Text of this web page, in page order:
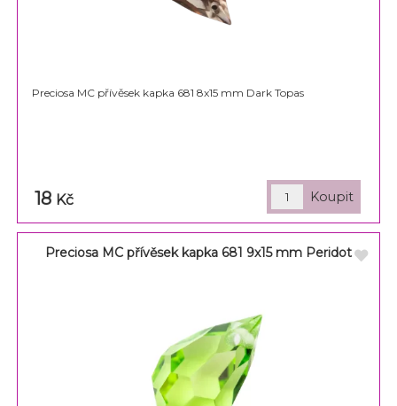
Preciosa MC přívěsek kapka 681 8x15 mm Dark Topas
18 Kč
Preciosa MC přívěsek kapka 681 9x15 mm Peridot